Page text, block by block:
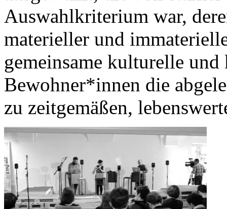
Auswahlkriterium war,
materieller und
gemeinsame kulturelle
Bewohner*innen die
zu zeitgemäßen,